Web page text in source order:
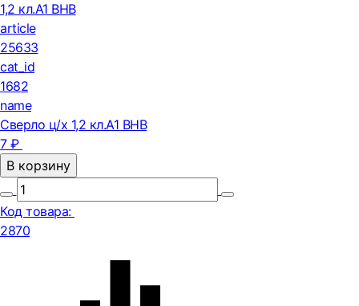
1,2 кл.А1 ВНВ
article
25633
cat_id
1682
name
Сверло ц/х 1,2 кл.А1 ВНВ
7 ₽
В корзину
Код товара:
2870